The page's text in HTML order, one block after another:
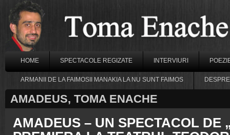
HOME SPECTACOLE REGIZATE INTERVIURI
ARMANII DE LA FAIMOSII MANAKIA LA NU SUNT FAIMOS
AMADEUS, TOMA ENACHE
AMADEUS – UN SPECTACOL DE